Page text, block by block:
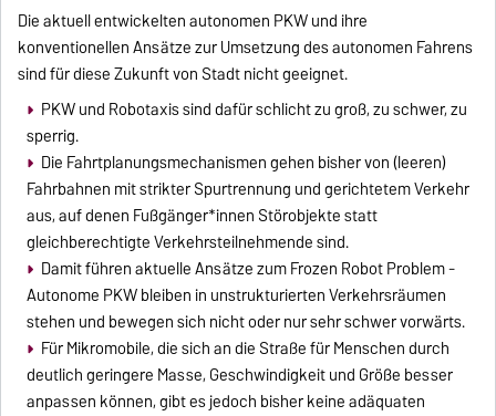
Die aktuell entwickelten autonomen PKW und ihre
konventionellen Ansätze zur Umsetzung des autonomen Fahrens
sind für diese Zukunft von Stadt nicht geeignet.
PKW und Robotaxis sind dafür schlicht zu groß, zu schwer, zu
sperrig.
Die Fahrtplanungsmechanismen gehen bisher von (leeren)
Fahrbahnen mit strikter Spurtrennung und gerichtetem Verkehr
aus, auf denen Fußgänger*innen Störobjekte statt
gleichberechtigte Verkehrsteilnehmende sind.
Damit führen aktuelle Ansätze zum Frozen Robot Problem -
Autonome PKW bleiben in unstrukturierten Verkehrsräumen
stehen und bewegen sich nicht oder nur sehr schwer vorwärts.
Für Mikromobile, die sich an die Straße für Menschen durch
deutlich geringere Masse, Geschwindigkeit und Größe besser
anpassen können, gibt es jedoch bisher keine adäquaten